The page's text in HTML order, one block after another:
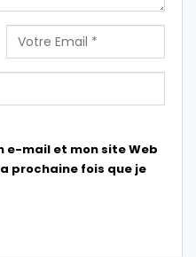
e-mail et mon site Web
prochaine fois que je